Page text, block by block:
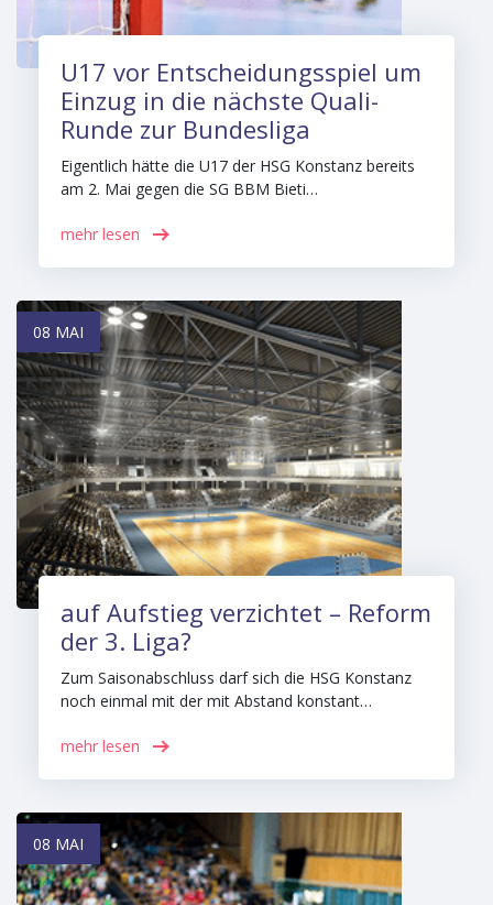
U17 vor Entscheidungsspiel um
Einzug in die nächste Quali-
Runde zur Bundesliga
Eigentlich hätte die U17 der HSG Konstanz bereits
am 2. Mai gegen die SG BBM Bieti…
mehr lesen
08 MAI
auf Aufstieg verzichtet – Reform
der 3. Liga?
Zum Saisonabschluss darf sich die HSG Konstanz
noch einmal mit der mit Abstand konstant…
mehr lesen
08 MAI